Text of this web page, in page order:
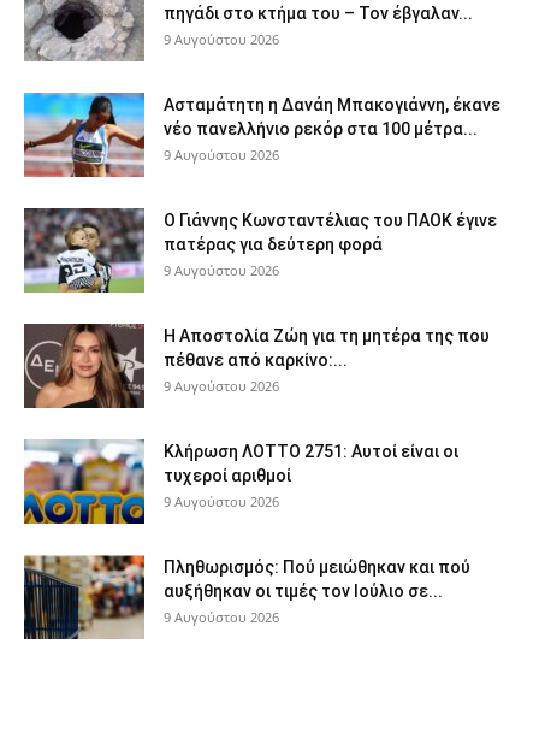
πηγάδι στο κτήμα του – Τον έβγαλαν...
9 Αυγούστου 2026
Ασταμάτητη η Δανάη Μπακογιάννη, έκανε
νέο πανελλήνιο ρεκόρ στα 100 μέτρα...
9 Αυγούστου 2026
Ο Γιάννης Κωνσταντέλιας του ΠΑΟΚ έγινε
πατέρας για δεύτερη φορά
9 Αυγούστου 2026
Η Αποστολία Ζώη για τη μητέρα της που
πέθανε από καρκίνο:...
9 Αυγούστου 2026
Κλήρωση ΛΟΤΤΟ 2751: Αυτοί είναι οι
τυχεροί αριθμοί
9 Αυγούστου 2026
Πληθωρισμός: Πού μειώθηκαν και πού
αυξήθηκαν οι τιμές τον Ιούλιο σε...
9 Αυγούστου 2026